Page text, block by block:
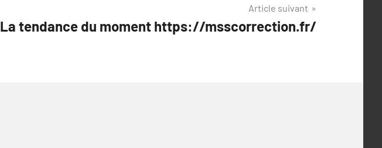
Article suivant
La tendance du moment https://msscorrection.fr/